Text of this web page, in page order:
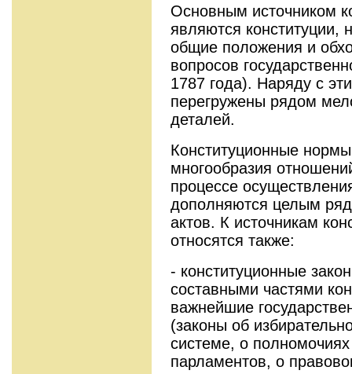
Основным источником
являются конституции,
общие положения и
вопросов
1787 года). Наряду с
перегружены рядом
деталей.
Конституционные
многообразия
процессе
дополняются целым
актов. К источникам
относятся также:
- конституционные
составными частями
важнейшие
(законы об
системе, о
парламентов, о